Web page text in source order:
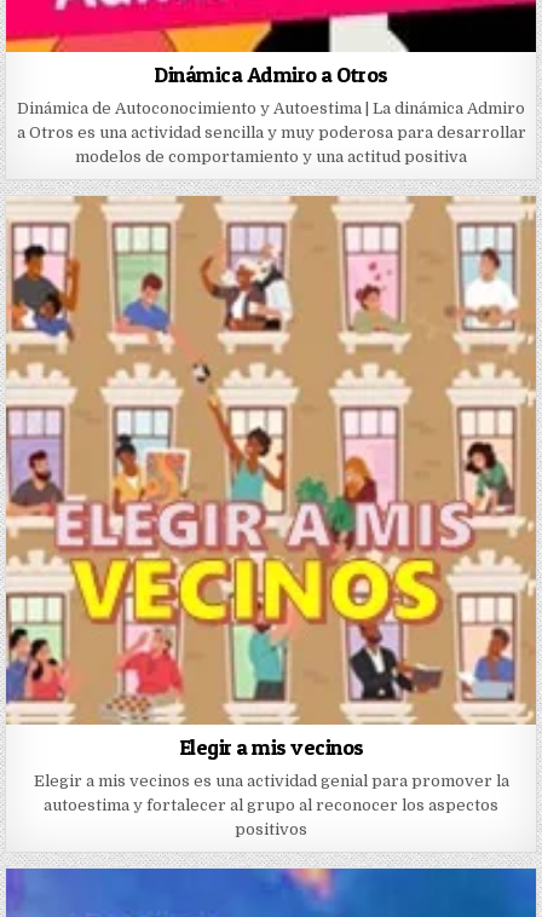
Dinámica Admiro a Otros
Dinámica de Autoconocimiento y Autoestima | La dinámica Admiro
a Otros es una actividad sencilla y muy poderosa para desarrollar
modelos de comportamiento y una actitud positiva
Elegir a mis vecinos
Elegir a mis vecinos es una actividad genial para promover la
autoestima y fortalecer al grupo al reconocer los aspectos
positivos